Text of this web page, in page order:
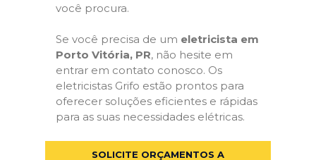
você procura.
Se você precisa de um eletricista em
Porto Vitória, PR, não hesite em
entrar em contato conosco. Os
eletricistas Grifo estão prontos para
oferecer soluções eficientes e rápidas
para as suas necessidades elétricas.
SOLICITE ORÇAMENTOS A